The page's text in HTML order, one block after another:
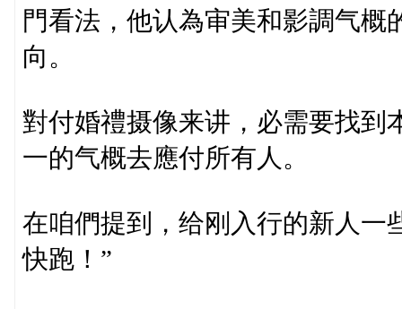
門看法，他认為审美和影調气
向。
對付婚禮摄像来讲，必需要找到
一的气概去應付所有人。
在咱們提到，给刚入行的新人一
快跑！”